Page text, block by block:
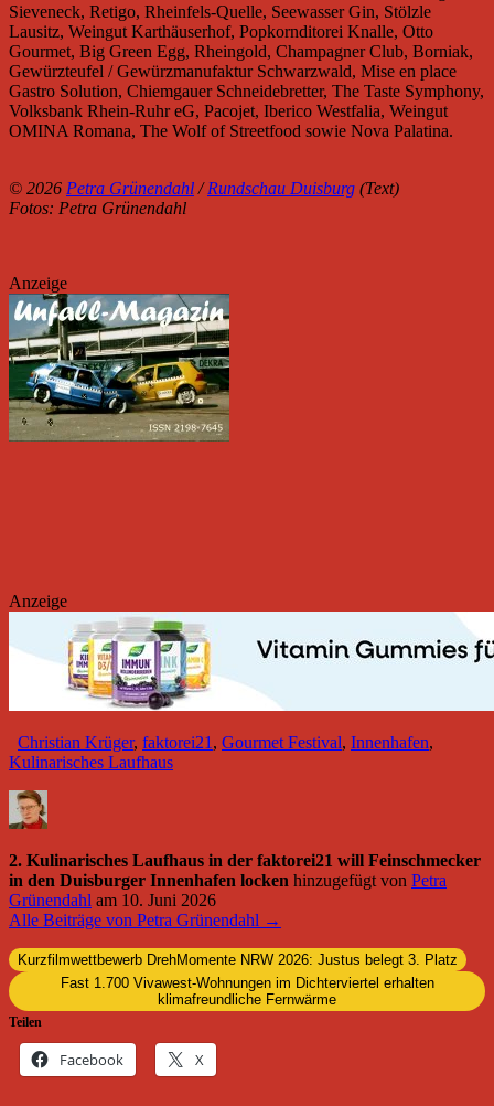
Sieveneck, Retigo, Rheinfels-Quelle, Seewasser Gin, Stölzle
Lausitz, Weingut Karthäuserhof, Popkornditorei Knalle, Otto
Gourmet, Big Green Egg, Rheingold, Champagner Club, Borniak,
Gewürzteufel / Gewürzmanufaktur Schwarzwald, Mise en place
Gastro Solution, Chiemgauer Schneidebretter, The Taste Symphony,
Volksbank Rhein-Ruhr eG, Pacojet, Iberico Westfalia, Weingut
OMINA Romana, The Wolf of Streetfood sowie Nova Palatina.
© 2026 Petra Grünendahl/Rundschau Duisburg (Text)
Fotos: Petra Grünendahl
Anzeige
Anzeige
Christian Krüger, faktorei21, Gourmet Festival, Innenhafen,
Kulinarisches Laufhaus
2. Kulinarisches Laufhaus in der faktorei21 will Feinschmecker
in den Duisburger Innenhafen locken hinzugefügt von Petra
Grünendahl am 10. Juni 2026
Alle Beiträge von Petra Grünendahl →
Kurzfilmwettbewerb DrehMomente NRW 2026: Justus belegt 3. Platz
Fast 1.700 Vivawest-Wohnungen im Dichterviertel erhalten
klimafreundliche Fernwärme
Teilen
Facebook X